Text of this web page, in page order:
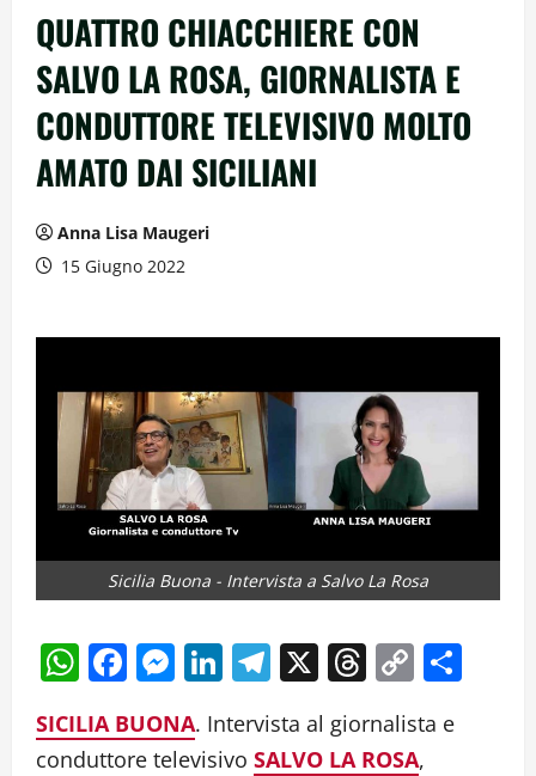
QUATTRO CHIACCHIERE CON
SALVO LA ROSA, GIORNALISTA E
CONDUTTORE TELEVISIVO MOLTO
AMATO DAI SICILIANI
Anna Lisa Maugeri
15 Giugno 2022
Sicilia Buona - Intervista a Salvo La Rosa
WhatsApp
Facebook
Messenger
LinkedIn
Telegram
X Threads
Copy
SICILIA BUONA. Intervista al giornalista e
conduttore televisivo SALVO LA ROSA,